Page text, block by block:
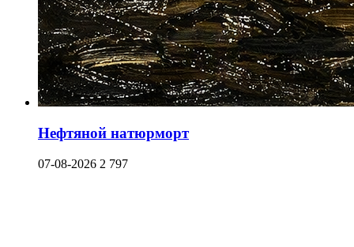
Нефтяной натюрморт
07-08-2026 2 797